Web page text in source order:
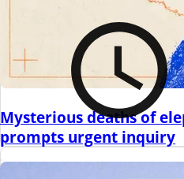
Mysterious deaths of
prompts urgent inquiry